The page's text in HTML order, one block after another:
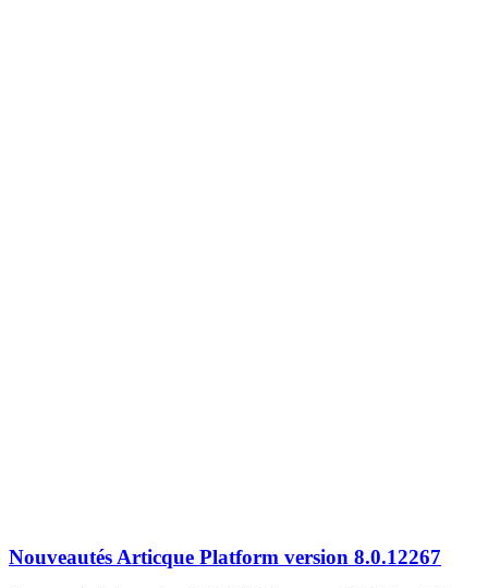
Nouveautés Articque Platform version 8.0.12267